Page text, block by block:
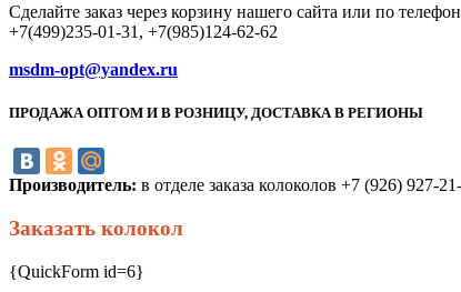
Сделайте заказ через корзину нашего сайта или по
+7(499)235-01-31, +7(985)124-62-62
msdm-opt@yandex.ru
ПРОДАЖА ОПТОМ И В РОЗНИЦУ, ДОСТАВКА В РЕГИОНЫ
Производитель: в отделе заказа колоколов +7 (926) 927-
Заказать колокол
{QuickForm id=6}